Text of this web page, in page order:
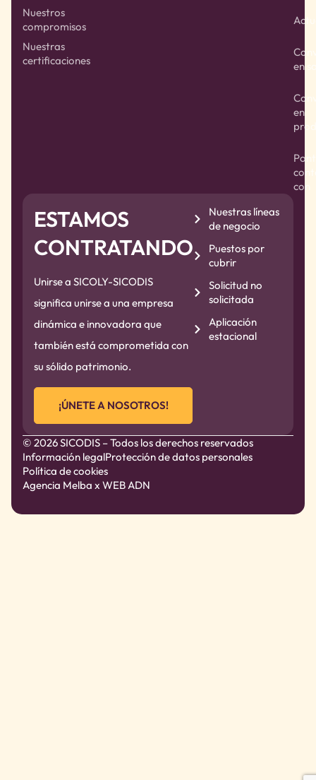
Nuestros
compromisos
Nuestras
certificaciones
en
en
con
ESTAMOS
CONTRATANDO
Unirse a SICOLY-SICODIS
significa unirse a una empresa
dinámica e innovadora que
también está comprometida con
su sólido patrimonio.
¡ÚNETE A NOSOTROS!
Nuestras líneas
de negocio
Puestos por
cubrir
Solicitud no
solicitada
Aplicación
estacional
© 2026 SICODIS – Todos los derechos reservados
Información legalProtección de datos personales
Política de cookies
Agencia Melba x WEB ADN